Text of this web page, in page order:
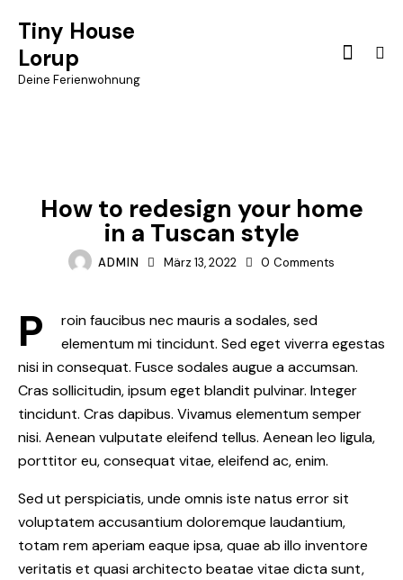
Tiny House
Lorup
Deine Ferienwohnung
How to redesign your home
in a Tuscan style
ADMIN März 13, 2022 0 Comments
P
roin faucibus nec mauris a sodales, sed
elementum mi tincidunt. Sed eget viverra egestas
nisi in consequat. Fusce sodales augue a accumsan.
Cras sollicitudin, ipsum eget blandit pulvinar. Integer
tincidunt. Cras dapibus. Vivamus elementum semper
nisi. Aenean vulputate eleifend tellus. Aenean leo ligula,
porttitor eu, consequat vitae, eleifend ac, enim.
Sed ut perspiciatis, unde omnis iste natus error sit
voluptatem accusantium doloremque laudantium,
totam rem aperiam eaque ipsa, quae ab illo inventore
veritatis et quasi architecto beatae vitae dicta sunt,